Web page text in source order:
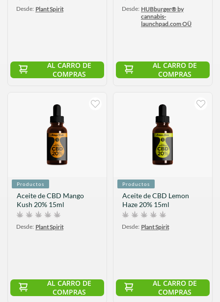
Desde: Plant Spirit
AL CARRO DE
COMPRAS
Desde: HUBburger® by
cannabis-
launchpad.com OÜ
AL CARRO DE
COMPRAS
Productos
Aceite de CBD Mango
Kush 20% 15ml
Desde: Plant Spirit
AL CARRO DE
COMPRAS
Productos
Aceite de CBD Lemon
Haze 20% 15ml
Desde: Plant Spirit
AL CARRO DE
COMPRAS